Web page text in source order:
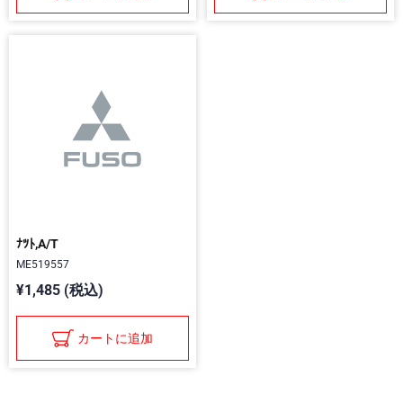
ﾅﾂﾄ,A/T
ME519557
¥1,485 (税込)
カートに追加